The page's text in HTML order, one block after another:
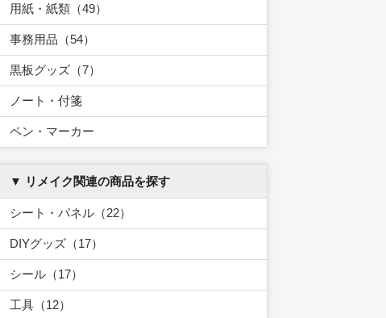
用紙・紙類（49）
事務用品（54）
黒板グッズ（7）
ノート・付箋
ペン・マーカー
▼ リメイク関連の商品を探す
シート・パネル（22）
DIYグッズ（17）
シール（17）
工具（12）